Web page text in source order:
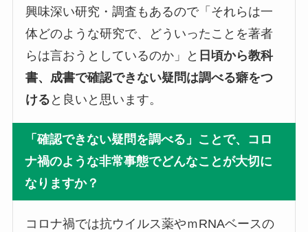
興味深い研究・調査もあるので「それらは一
体どのような研究で、どういったことを著者
らは言おうとしているのか」と 日頃から教科
書、成書で確認できない疑問は調べる癖をつ
ける と良いと思います。
「確認できない疑問を調べる」ことで、コロ
ナ禍のような非常事態でどんなことが大切に
なりますか？
コロナ禍では抗ウイルス薬やｍRNAベースの